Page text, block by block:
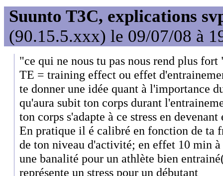
Suunto T3C, explications
(90.15.5.xxx) le 09/07/08 à
"ce qui ne nous tu pas nous rend plus fort
TE = training effect ou effet
te donner une idée quant à l'importance
qu'aura subit ton corps durant
ton corps s'adapte à ce stress en
En pratique il é calibré en fonction de ta
de ton niveau d'activité; en effet 10 min
une banalité pour un athlète bien
représente un stress pour un débutant